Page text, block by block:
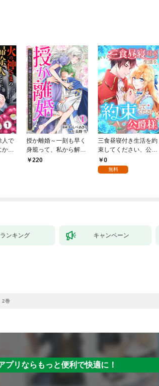
人で
か花
い
授か離婚～一刻も早く
身籠って、私から解放
してさしあげます！1
220
三食昼寝付き生活を約
束してください、公爵
様 1話
0
無料
ランキング キャンペーン
2巻
プリならもっと便利で快適に！